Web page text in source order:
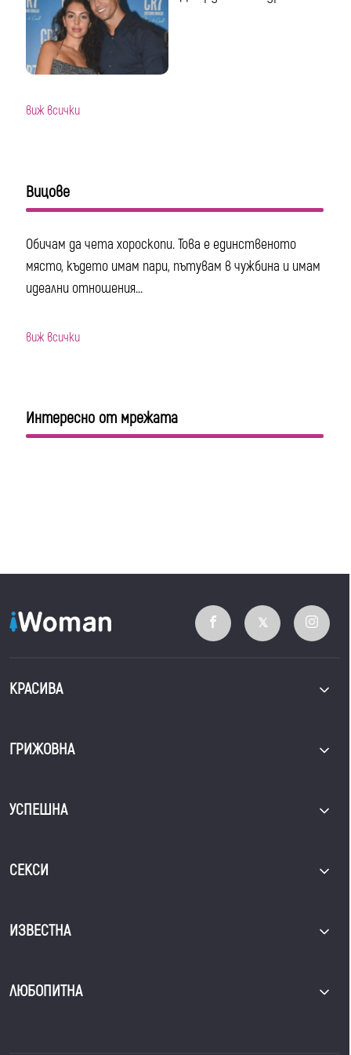
виж всички
Вицове
Обичам да чета хороскопи. Това е единственото
място, където имам пари, пътувам в чужбина и имам
идеални отношения...
виж всички
Интересно от мрежата
КРАСИВА
ГРИЖОВНА
УСПЕШНА
СЕКСИ
ИЗВЕСТНА
ЛЮБОПИТНА